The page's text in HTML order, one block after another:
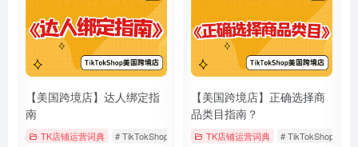
【美国跨境店】达人绑定指
南
TK店铺运营词典 # TikTokShop # 官方达人账号 # 渠道经营账号
【美国跨境店】正确选择商
品类目指南？
TK店铺运营词典 # TikTokShop